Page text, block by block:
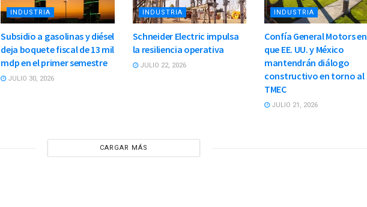
INDUSTRIA
Subsidio a gasolinas y diésel
deja boquete fiscal de 13 mil
mdp en el primer semestre
JULIO 30, 2026
INDUSTRIA
Schneider Electric impulsa
la resiliencia operativa
JULIO 22, 2026
INDUSTRIA
Confía General Motors en
que EE. UU. y México
mantendrán diálogo
constructivo en torno al
TMEC
JULIO 21, 2026
CARGAR MÁS